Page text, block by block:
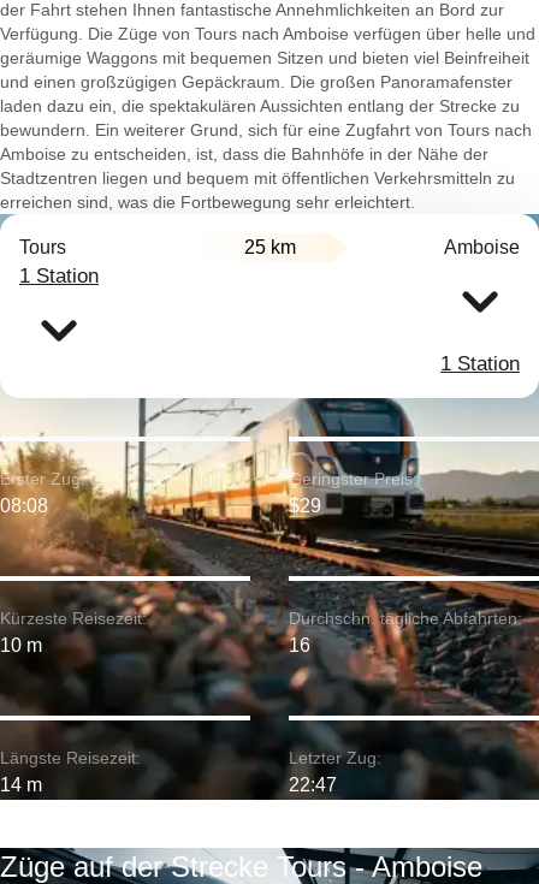
der Fahrt stehen Ihnen fantastische Annehmlichkeiten an Bord zur
Verfügung. Die Züge von Tours nach Amboise verfügen über helle und
geräumige Waggons mit bequemen Sitzen und bieten viel Beinfreiheit
und einen großzügigen Gepäckraum. Die großen Panoramafenster
laden dazu ein, die spektakulären Aussichten entlang der Strecke zu
bewundern. Ein weiterer Grund, sich für eine Zugfahrt von Tours nach
Amboise zu entscheiden, ist, dass die Bahnhöfe in der Nähe der
Stadtzentren liegen und bequem mit öffentlichen Verkehrsmitteln zu
erreichen sind, was die Fortbewegung sehr erleichtert.
Tours 25 km Amboise
1 Station
1 Station
Kürzeste Reisezeit:
10 m
Erster Zug:
08:08
Längste Reisezeit:
14 m
Geringster Preis:
$29
Durchschn. tägliche Abfahrten:
16
Letzter Zug:
22:47
Züge auf der Strecke Tours - Amboise